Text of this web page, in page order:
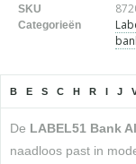
SKU
Categorieën
De LABEL51 Bank
naadloos past in